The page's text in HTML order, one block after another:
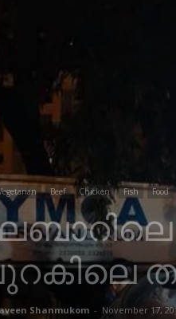
Beef Chicken Fish Food
Shanmukom - November 17,